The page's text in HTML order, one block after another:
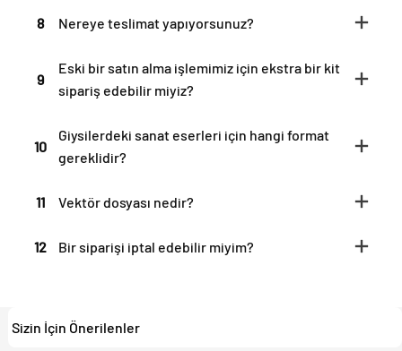
8 Nereye teslimat yapıyorsunuz?
9
Eski bir satın alma işlemimiz için ekstra bir kit
sipariş edebilir miyiz?
10
Giysilerdeki sanat eserleri için hangi format
gereklidir?
11 Vektör dosyası nedir?
12 Bir siparişi iptal edebilir miyim?
Sizin İçin Önerilenler